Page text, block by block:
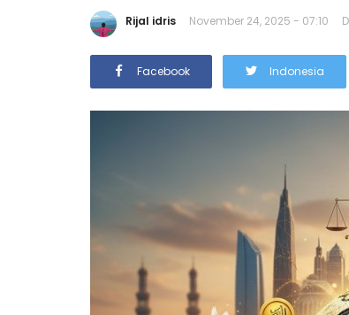
Rijal idris November 24, 2025 - 07:10
Facebook Indonesia